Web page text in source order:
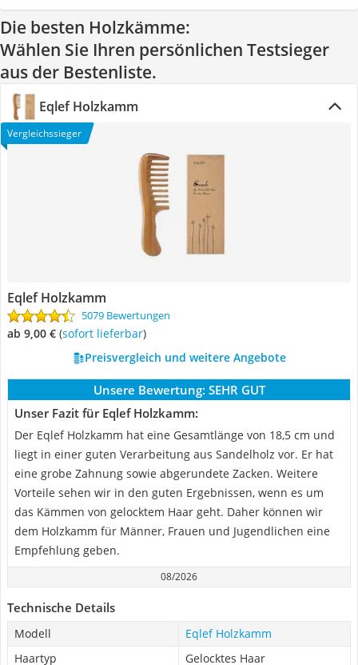
Die besten Holzkämme:
Wählen Sie Ihren persönlichen Testsieger
aus der Bestenliste.
Eqlef Holzkamm
Vergleichssieger
Eqlef Holzkamm
5079 Bewertungen
ab 9,00 € ( Sofort lieferbar)
Preisvergleich und weitere Angebote
Unsere Bewertung: SEHR GUT
Unser Fazit für Eqlef Holzkamm:
Der Eqlef Holzkamm hat eine Gesamtlänge von 18,5 cm und
liegt in einer guten Verarbeitung aus Sandelholz vor. Er hat
eine grobe Zahnung sowie abgerundete Zacken. Weitere
Vorteile sehen wir in den guten Ergebnissen, wenn es um
das Kämmen von gelocktem Haar geht. Daher können wir
dem Holzkamm für Männer, Frauen und Jugendlichen eine
Empfehlung geben.
08/2026
Technische Details
Modell
Eqlef Holzkamm
Haartyp
Gelocktes Haar